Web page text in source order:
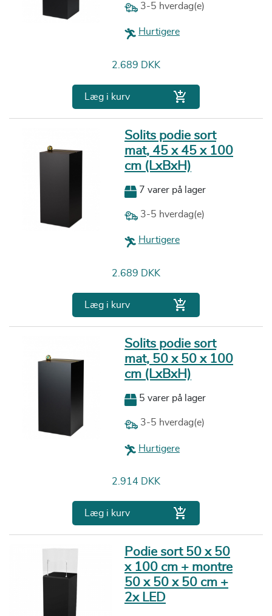
3-5 hverdag(e)
Hurtigere
Pris
2.689 DKK
Læg i kurv 
Solits podie sort
mat, 45 x 45 x 100
cm (LxBxH)
7 varer på lager
3-5 hverdag(e)
Hurtigere
Pris
2.689 DKK
Læg i kurv 
Solits podie sort
mat, 50 x 50 x 100
cm (LxBxH)
5 varer på lager
3-5 hverdag(e)
Hurtigere
Pris
2.914 DKK
Læg i kurv 
Podie sort 50 x 50
x 100 cm + montre
50 x 50 x 50 cm +
2x LED